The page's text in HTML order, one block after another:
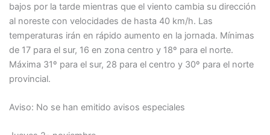
bajos por la tarde mientras que el viento cambia su dirección
al noreste con velocidades de hasta 40 km/h. Las
temperaturas irán en rápido aumento en la jornada. Mínimas
de 17 para el sur, 16 en zona centro y 18º para el norte.
Máxima 31º para el sur, 28 para el centro y 30º para el norte
provincial.
Aviso: No se han emitido avisos especiales